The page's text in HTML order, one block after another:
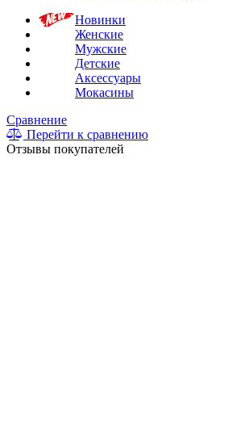
Новинки
Женские
Мужские
Детские
Аксессуары
Мокасины
Сравнение
Перейти к сравнению
Отзывы покупателей